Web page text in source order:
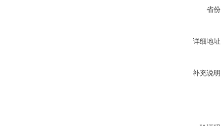
省份
详细地址
补充说明